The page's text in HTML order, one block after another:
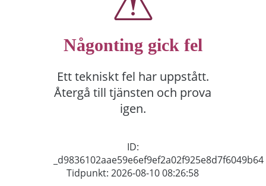
Någonting gick fel
Ett tekniskt fel har uppstått.
Återgå till tjänsten och prova
igen.
ID:
_d9836102aae59e6ef9ef2a02f925e8d7f6049b64
Tidpunkt: 2026-08-10 08:26:58